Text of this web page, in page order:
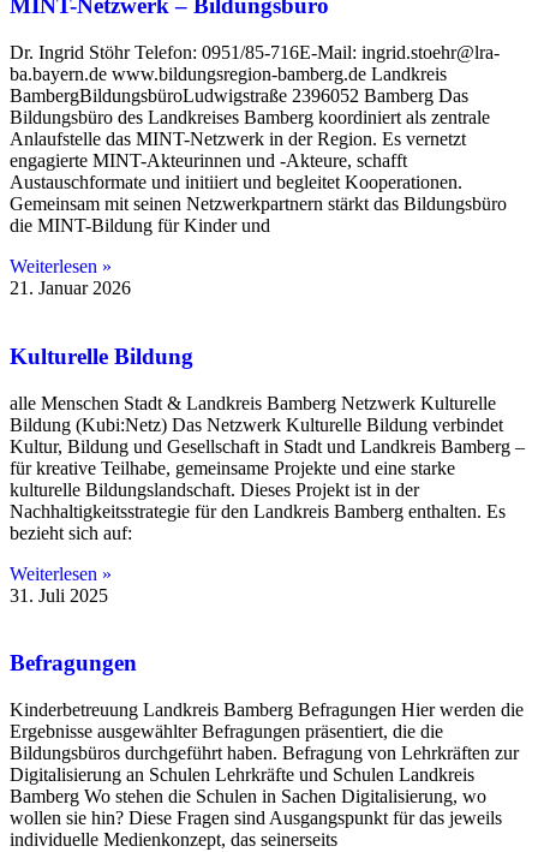
MINT-Netzwerk – Bildungsbüro
Dr. Ingrid Stöhr Telefon: 0951/85-716E-Mail: ingrid.stoehr@lra-
ba.bayern.de www.bildungsregion-bamberg.de Landkreis
BambergBildungsbüroLudwigstraße 2396052 Bamberg Das
Bildungsbüro des Landkreises Bamberg koordiniert als zentrale
Anlaufstelle das MINT-Netzwerk in der Region. Es vernetzt
engagierte MINT-Akteurinnen und -Akteure, schafft
Austauschformate und initiiert und begleitet Kooperationen.
Gemeinsam mit seinen Netzwerkpartnern stärkt das Bildungsbüro
die MINT-Bildung für Kinder und
Weiterlesen »
21. Januar 2026
Kulturelle Bildung
alle Menschen Stadt & Landkreis Bamberg Netzwerk Kulturelle
Bildung (Kubi:Netz) Das Netzwerk Kulturelle Bildung verbindet
Kultur, Bildung und Gesellschaft in Stadt und Landkreis Bamberg –
für kreative Teilhabe, gemeinsame Projekte und eine starke
kulturelle Bildungslandschaft. Dieses Projekt ist in der
Nachhaltigkeitsstrategie für den Landkreis Bamberg enthalten. Es
bezieht sich auf:
Weiterlesen »
31. Juli 2025
Befragungen
Kinderbetreuung Landkreis Bamberg Befragungen Hier werden die
Ergebnisse ausgewählter Befragungen präsentiert, die die
Bildungsbüros durchgeführt haben. Befragung von Lehrkräften zur
Digitalisierung an Schulen Lehrkräfte und Schulen Landkreis
Bamberg Wo stehen die Schulen in Sachen Digitalisierung, wo
wollen sie hin? Diese Fragen sind Ausgangspunkt für das jeweils
individuelle Medienkonzept, das seinerseits